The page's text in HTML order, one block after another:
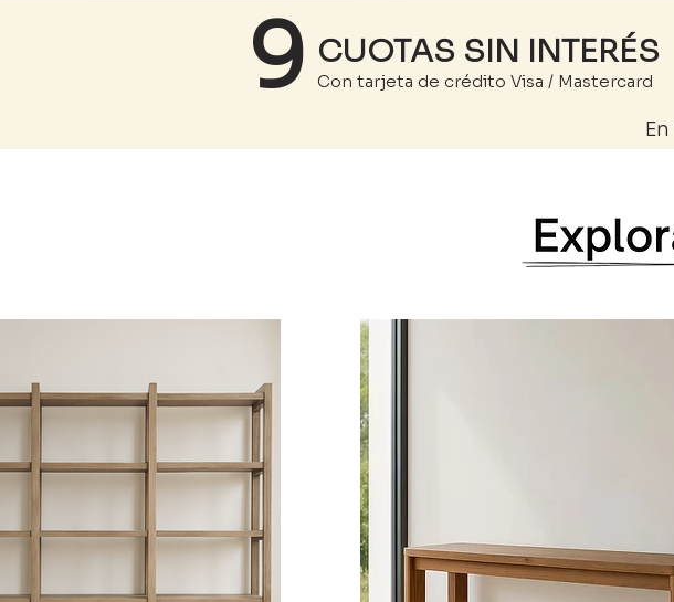
En
9 CUOTAS SIN INTERÉS
Con tarjeta de crédito Visa / Mastercard